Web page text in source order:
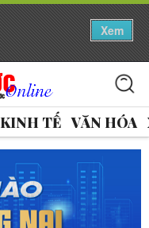
Xem
KINH TẾ VĂN HÓA